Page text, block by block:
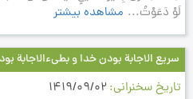
لَوْ دَعَوْتُ... مشاهده بیشتر
سریع الاجابة بودن خدا و بطى‏ءالاجابة
تاریخ سخنرانی 1419/09/02